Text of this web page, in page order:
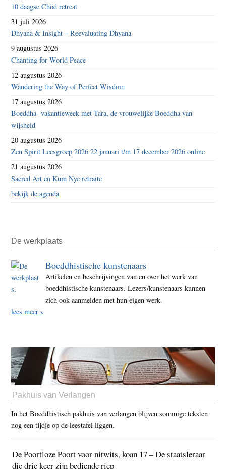
10 daagse Chöd retreat
31 juli 2026
Dhyana & Insight – Reevaluating Dhyana
9 augustus 2026
Chanting for World Peace
12 augustus 2026
Wandering the Way of Perfect Wisdom
17 augustus 2026
Boeddha- vakantieweek met Tara, de vrouwelijke Boeddha van
wijsheid
20 augustus 2026
Zen Spirit Leesgroep 2026 22 januari t/m 17 december 2026 online
21 augustus 2026
Sacred Art en Kum Nye retraite
bekijk de agenda
De werkplaats
Boeddhistische kunstenaars
Artikelen en beschrijvingen van en over het werk van
boeddhistische kunstenaars. Lezers/kunstenaars kunnen
zich ook aanmelden met hun eigen werk.
lees meer »
Pakhuis van Verlangen
In het Boeddhistisch pakhuis van verlangen blijven sommige teksten
nog een tijdje op de leestafel liggen.
De Poortloze Poort voor nitwits, koan 17 – De staatsleraar
die drie keer zijn bediende riep